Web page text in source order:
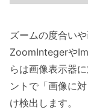
ズームの度合い
ZoomIntegerや
らは画像表示器
ントで「画像に
け検出します。